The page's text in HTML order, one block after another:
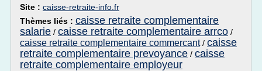
Site : caisse-retraite-info.fr
Thèmes liés : caisse retraite complementaire
salarie / caisse retraite complementaire arrco /
caisse retraite complementaire commercant/ caisse
retraite complementaire prevoyance / caisse
retraite complementaire employeur